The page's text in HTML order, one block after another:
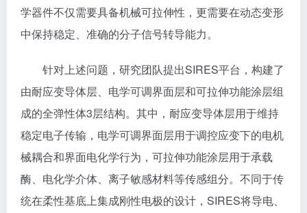
学器件不仅需要具备机械可拉伸性，更需要在动态变形
中保持稳定、准确的分子信号转导能力。
针对上述问题，研究团队提出SIRES平台，构建了
由耐应变导体层、电学可调界面层和可拉伸功能涂层组
成的全弹性体3层结构。其中，耐应变导体层用于维持
稳定电子传输，电学可调界面层用于调控应变下的电机
械耦合和界面电化学行为，可拉伸功能涂层用于承载
酶、电化学介体、离子敏感材料等传感组分。不同于传
统在柔性基底上集成刚性电极的设计，SIRES将导电、